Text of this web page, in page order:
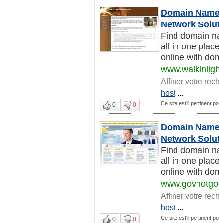
Domain
Network
Find domain
all in one
online with
Affiner votre
host...
0 0 Ce site est'il pertinent
Domain
Network
Find domain
all in one
online with
Affiner votre
host...
0 0 Ce site est'il pertinent